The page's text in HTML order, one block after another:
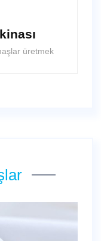
üretmek